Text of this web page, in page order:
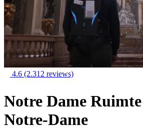
4.6 (2.312 reviews)
Notre Dame
Notre-Dame